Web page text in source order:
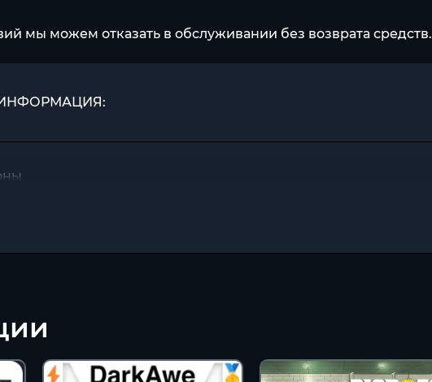
мы можем отказать в обслуживании без возврата средств.